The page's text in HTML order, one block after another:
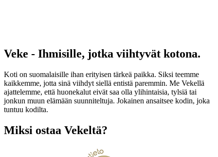
Veke - Ihmisille, jotka viihtyvät kotona.
Koti on suomalaisille ihan erityisen tärkeä paikka. Siksi teemme
kaikkemme, jotta sinä viihdyt siellä entistä paremmin. Me Vekellä
ajattelemme, että huonekalut eivät saa olla ylihintaisia, tylsiä tai
jonkun muun elämään suunniteltuja. Jokainen ansaitsee kodin, joka
tuntuu kodilta.
Miksi ostaa Vekeltä?